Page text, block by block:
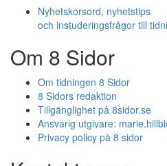
Nyhetskorsord, nyhetstips
och instuderingsfrågor till
Om 8 Sidor
Om tidningen 8 Sidor
8 Sidors redaktion
Tillgänglighet på 8sidor.se
Ansvarig utgivare:
Privacy policy på 8 sidor